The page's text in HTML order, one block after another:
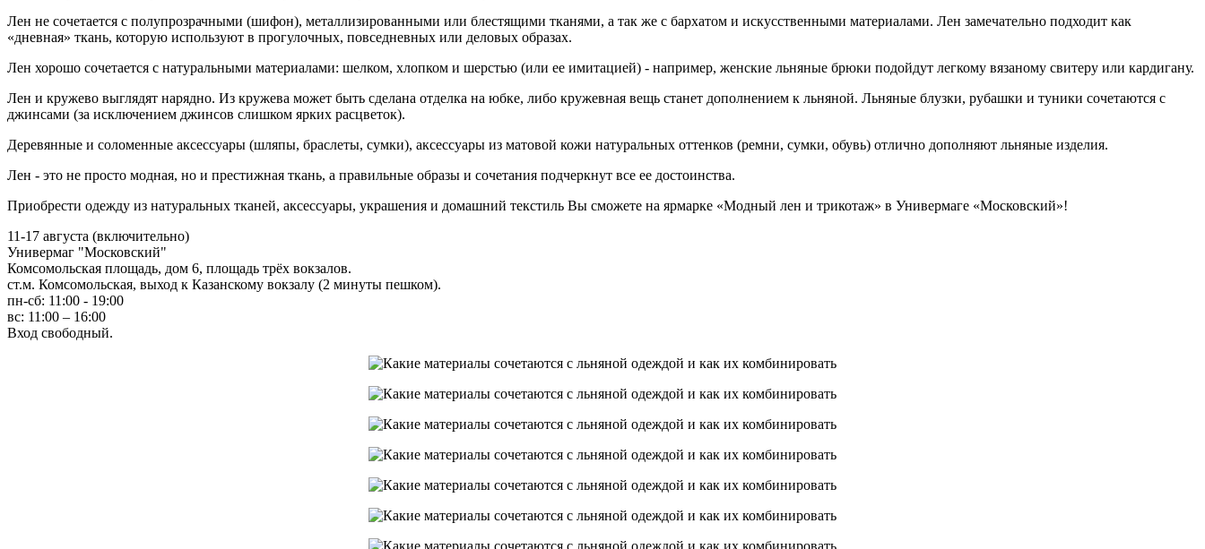
Лен не сочетается с полупрозрачными (шифон), металлизированными или блестящими тканями, а так же с бархатом и искусственными материалами. Лен замечательно подходит как
«дневная» ткань, которую используют в прогулочных, повседневных или деловых образах.
Лен хорошо сочетается с натуральными материалами: шелком, хлопком и шерстью (или ее имитацией) - например, женские льняные брюки подойдут легкому вязаному свитеру или кардигану.
Лен и кружево выглядят нарядно. Из кружева может быть сделана отделка на юбке, либо кружевная вещь станет дополнением к льняной. Льняные блузки, рубашки и туники сочетаются с
джинсами (за исключением джинсов слишком ярких расцветок).
Деревянные и соломенные аксессуары (шляпы, браслеты, сумки), аксессуары из матовой кожи натуральных оттенков (ремни, сумки, обувь) отлично дополняют льняные изделия.
Лен - это не просто модная, но и престижная ткань, а правильные образы и сочетания подчеркнут все ее достоинства.
Приобрести одежду из натуральных тканей, аксессуары, украшения и домашний текстиль Вы сможете на ярмарке «Модный лен и трикотаж» в Универмаге «Московский»!
11-17 августа (включительно)
Универмаг "Московский"
Комсомольская площадь, дом 6, площадь трёх вокзалов.
ст.м. Комсомольская, выход к Казанскому вокзалу (2 минуты пешком).
пн-сб: 11:00 - 19:00
вс: 11:00 – 16:00
Вход свободный.